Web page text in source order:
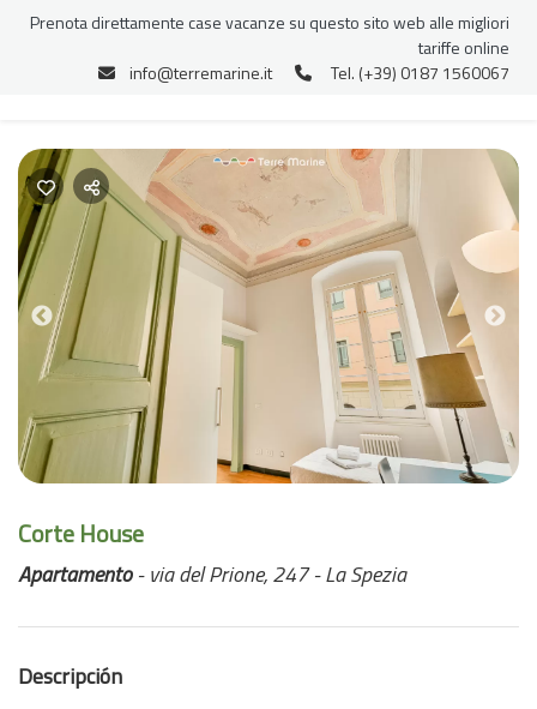
Previous
Corte House
Apartamento- via del Prione, 247 - La Spezia
Descripción
Prenota direttamente case vacanze su questo sito web alle migliori
tariffe online
info@terremarine.it
Tel. (+39) 0187 1560067